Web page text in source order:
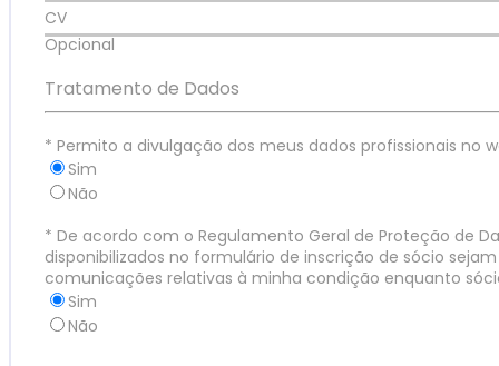
CV
Opcional
Tratamento de Dados
* Permito a divulgação dos meus dados profissionais no
Sim
Não
* De acordo com o Regulamento Geral de Proteção de
disponibilizados no formulário de inscrição de sócio
comunicações relativas à minha condição enquanto sócio
Sim
Não